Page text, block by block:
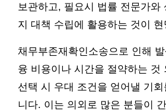
보관하고, 필요시 법률 전문가와
지 대책 수립에 활용하는 것이 현
채무부존재확인소송으로 인해
융 비용이나 시간을 절약하는 것
선택 시 우대 조건을 얻어낼 기
니다. 이는 의외로 많은 분들이